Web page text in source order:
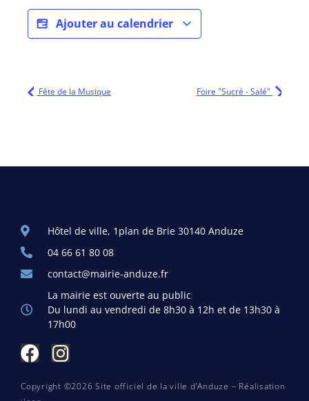
Ajouter au calendrier
Fête de la Musique Foire "Sucré - Salé"
Hôtel de ville, 1plan de Brie 30140 Anduze
04 66 61 80 08
contact@mairie-anduze.fr
La mairie est ouverte au public
Du lundi au vendredi de 8h30 à 12h et de 13h30 à
17h00
Copyright ©2026 Site officiel de la ville d’Anduze – Réalisation